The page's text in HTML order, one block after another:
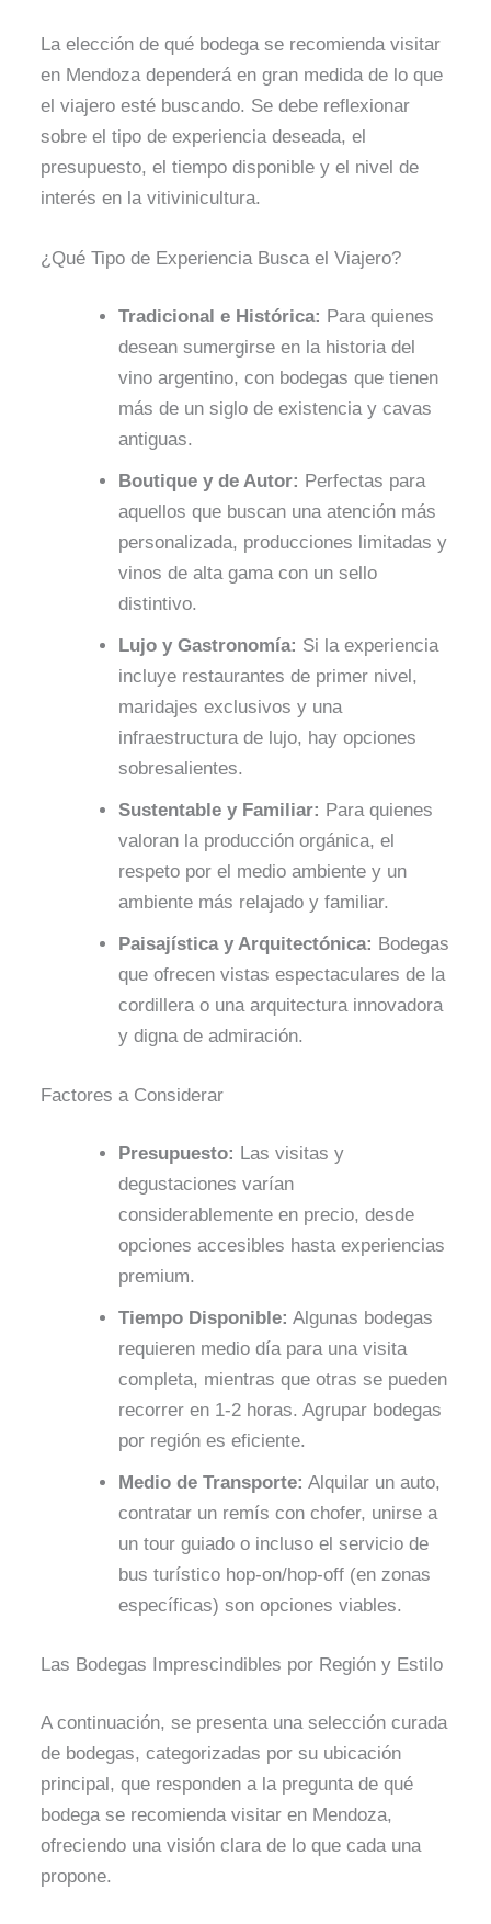
La elección de qué bodega se recomienda visitar
en Mendoza dependerá en gran medida de lo que
el viajero esté buscando. Se debe reflexionar
sobre el tipo de experiencia deseada, el
presupuesto, el tiempo disponible y el nivel de
interés en la vitivinicultura.
¿Qué Tipo de Experiencia Busca el Viajero?
Tradicional e Histórica: Para quienes
desean sumergirse en la historia del
vino argentino, con bodegas que tienen
más de un siglo de existencia y cavas
antiguas.
Boutique y de Autor: Perfectas para
aquellos que buscan una atención más
personalizada, producciones limitadas y
vinos de alta gama con un sello
distintivo.
Lujo y Gastronomía: Si la experiencia
incluye restaurantes de primer nivel,
maridajes exclusivos y una
infraestructura de lujo, hay opciones
sobresalientes.
Sustentable y Familiar: Para quienes
valoran la producción orgánica, el
respeto por el medio ambiente y un
ambiente más relajado y familiar.
Paisajística y Arquitectónica: Bodegas
que ofrecen vistas espectaculares de la
cordillera o una arquitectura innovadora
y digna de admiración.
Factores a Considerar
Presupuesto: Las visitas y
degustaciones varían
considerablemente en precio, desde
opciones accesibles hasta experiencias
premium.
Tiempo Disponible: Algunas bodegas
requieren medio día para una visita
completa, mientras que otras se pueden
recorrer en 1-2 horas. Agrupar bodegas
por región es eficiente.
Medio de Transporte: Alquilar un auto,
contratar un remís con chofer, unirse a
un tour guiado o incluso el servicio de
bus turístico hop-on/hop-off (en zonas
específicas) son opciones viables.
Las Bodegas Imprescindibles por Región y Estilo
A continuación, se presenta una selección curada
de bodegas, categorizadas por su ubicación
principal, que responden a la pregunta de qué
bodega se recomienda visitar en Mendoza,
ofreciendo una visión clara de lo que cada una
propone.